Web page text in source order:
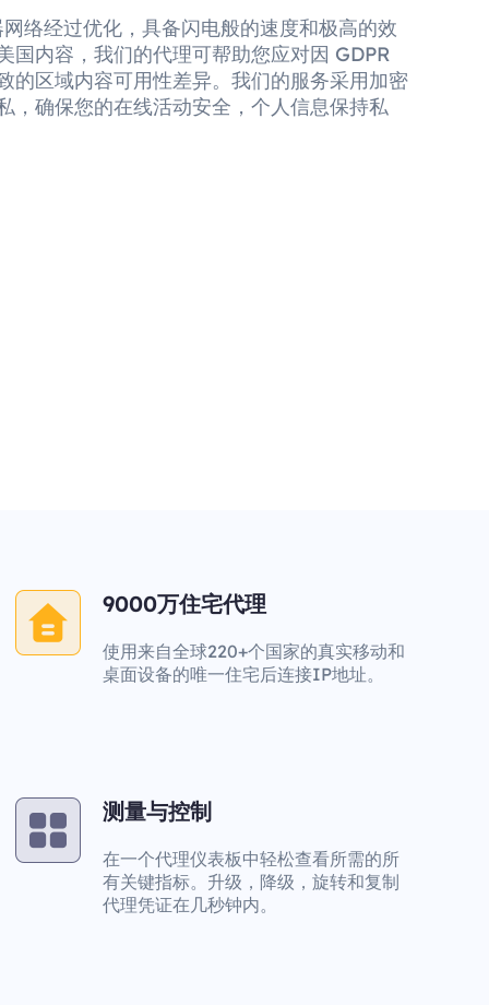
络经过优化，具备闪电般的速度和极高的效
国内容，我们的代理可帮助您应对因 GDPR
的区域内容可用性差异。我们的服务采用加密
，确保您的在线活动安全，个人信息保持私
9000万住宅代理
使用来自全球220+个国家的真实移动和
桌面设备的唯一住宅后连接IP地址。
测量与控制
在一个代理仪表板中轻松查看所需的所
有关键指标。升级，降级，旋转和复制
代理凭证在几秒钟内。